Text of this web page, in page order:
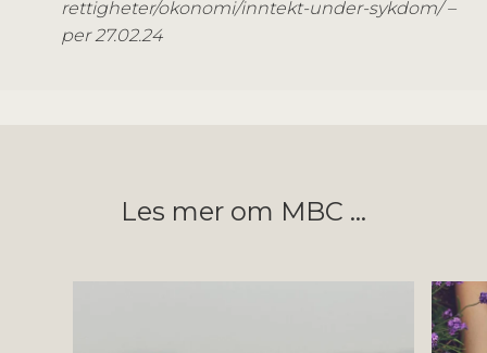
rettigheter/okonomi/inntekt-under-sykdom/ –
per 27.02.24
Les mer om MBC …